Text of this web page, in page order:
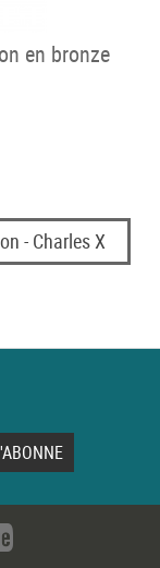
en bronze
- Charles X